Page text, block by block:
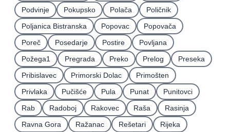
Podvinje
Pokupsko Polača
Poličnik
Poljanica Bistranska
Popovac
Popovača
Poreč
Posedarje Postire
Povljana
Požega1
Pregrada Preko Prelog
Preseka
Pribislavec
Primorski Dolac
Primošten
Privlaka
Pučišće Pula Punat
Punitovci
Rab
Radoboj Rakovec Raša
Rasinja
Ravna Gora
Ražanac Rešetari
Rijeka